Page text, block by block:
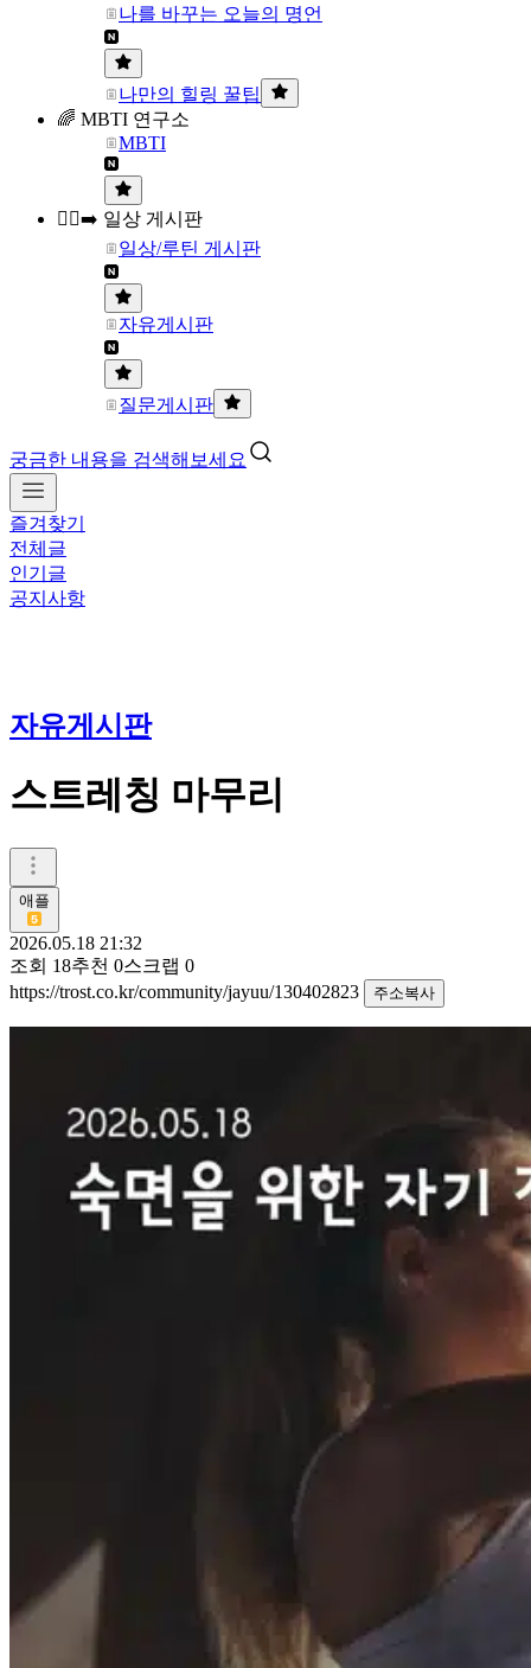
나를 바꾸는 오늘의 명언
나만의 힐링 꿀팁
🌈 MBTI 연구소
MBTI
🏃‍♀️‍➡️ 일상 게시판
일상/루틴 게시판
자유게시판
질문게시판
궁금한 내용을 검색해보세요
즐겨찾기
전체글
인기글
공지사항
자유게시판
스트레칭 마무리
애플
2026.05.18 21:32
조회 18추천 0스크랩 0
https://trost.co.kr/community/jayuu/130402823
주소복사